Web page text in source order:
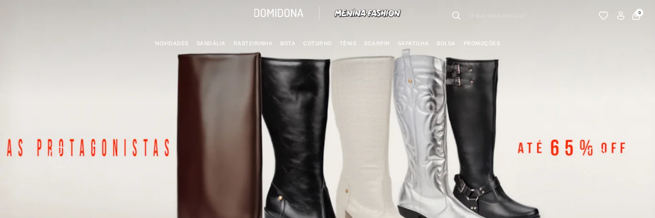
0
NOVIDADES SANDÁLIA RASTEIRINHA BOTA COTURNO TÊNIS SCARPIN SAPATILHA BOLSA PROMOÇÕES